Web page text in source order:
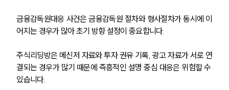
금융감독원대응 사건은 금융감독원 절차와 형사절차가 동시에 이
어지는 경우가 많아 초기 방향 설정이 중요합니다.
주식리딩방은 메신저 자료와 투자 권유 기록, 광고 자료가 서로 연
결되는 경우가 많기 때문에 즉흥적인 설명 중심 대응은 위험할 수
있습니다.